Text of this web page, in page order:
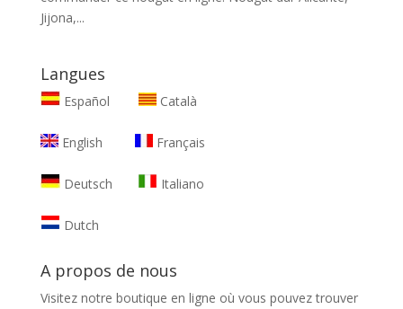
Jijona,...
Langues
Español Català
English Français
Deutsch Italiano
Dutch
A propos de nous
Visitez notre boutique en ligne où vous pouvez trouver